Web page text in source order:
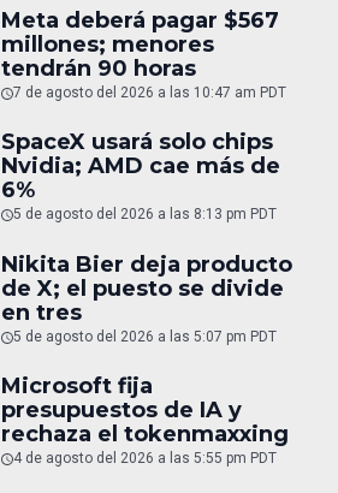
Meta deberá pagar $567
millones; menores
tendrán 90 horas
7 de agosto del 2026 a las 10:47 am PDT
SpaceX usará solo chips
Nvidia; AMD cae más de
6%
5 de agosto del 2026 a las 8:13 pm PDT
Nikita Bier deja producto
de X; el puesto se divide
en tres
5 de agosto del 2026 a las 5:07 pm PDT
Microsoft fija
presupuestos de IA y
rechaza el tokenmaxxing
4 de agosto del 2026 a las 5:55 pm PDT